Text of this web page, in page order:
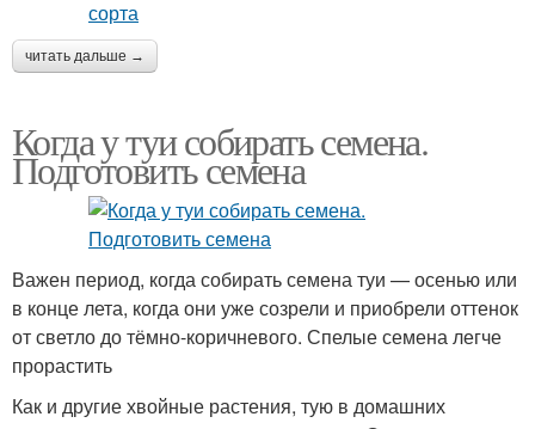
читать дальше →
Когда у туи собирать семена.
Подготовить семена
Важен период, когда собирать семена туи — осенью или
в конце лета, когда они уже созрели и приобрели оттенок
от светло до тёмно-коричневого. Спелые семена легче
прорастить
Как и другие хвойные растения, тую в домашних